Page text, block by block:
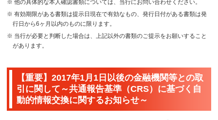
※ 他の具体的な本人確認書類については、当行にお問い合わせください。
※ 有効期限がある書類は提示日現在で有効なもの、発行日付がある書類は発
行日から6ヶ月以内のものに限ります。
※ 当行が必要と判断した場合は、上記以外の書類のご提示をお願いすること
があります。
【重要】2017年1月1日以後の金融機関等との取
引に関して～共通報告基準（CRS）に基づく自
動的情報交換に関するお知らせ～